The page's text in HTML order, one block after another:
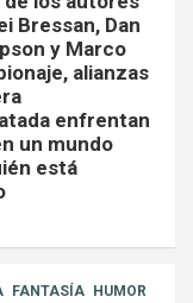
Bressan, Dan
y Marco
alianzas
enfrentan
un mundo
está
FANTASÍA HUMOR